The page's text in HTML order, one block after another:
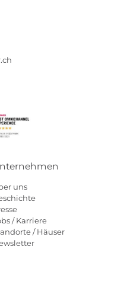
uns
/ Karriere
/ Häuser